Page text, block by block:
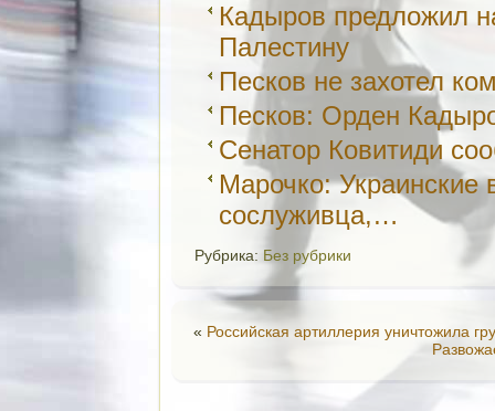
Кадыров предложил
Палестину
Песков не захотел
Песков: Орден
Сенатор Ковитиди
Марочко: Украинские
сослуживца,…
Рубрика: Без рубрики
« Российская артиллерия уничтожила